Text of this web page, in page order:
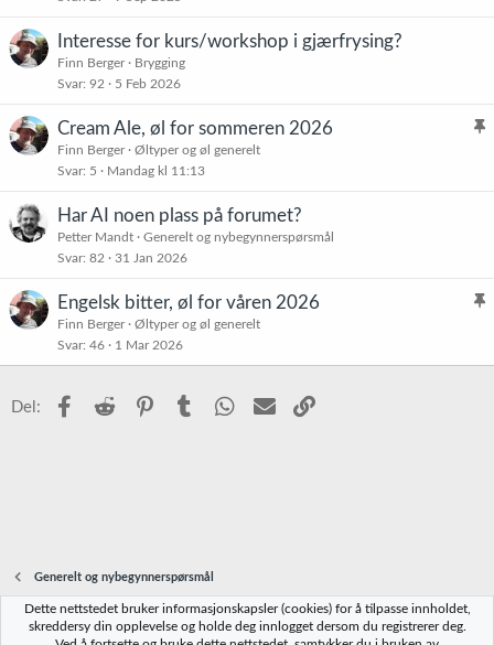
Interesse for kurs/workshop i gjærfrysing?
Finn Berger
Brygging
Svar 92 5 Feb 2026
K
Cream Ale, øl for sommeren 2026
Finn Berger
Øltyper og øl generelt
Svar 5 Mandag kl 11:13
Har AI noen plass på forumet?
Petter Mandt
Generelt og nybegynnerspørsmål
Svar 82 31 Jan 2026
K
s
Engelsk bitter, øl for våren 2026
Finn Berger
Øltyper og øl generelt
Svar 46 1 Mar 2026
Del: Facebook
Reddit PinterestTumblr WhatsApp
E-post
Generelt og nybegynnerspørsmål
Norbrygg-default
Dette nettstedet bruker informasjonskapsler (cookies) for å tilpasse innholdet,
skreddersy din opplevelse og holde deg innlogget dersom du registrerer deg.